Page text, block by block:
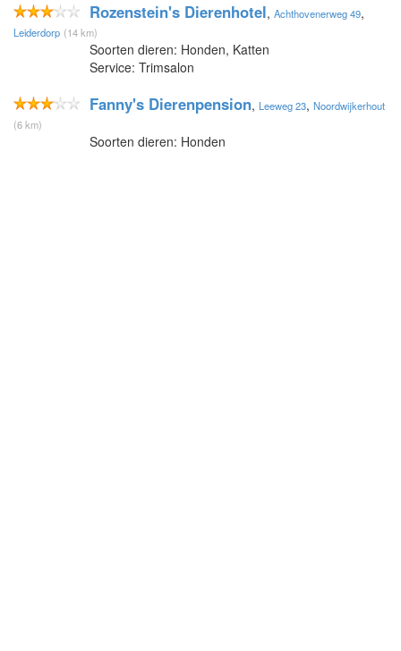
Rozenstein's Dierenhotel, Achthovenerweg 49,
Leiderdorp (14 km)
Soorten dieren: Honden, Katten
Service: Trimsalon
Fanny's Dierenpension, Leeweg 23, Noordwijkerhout
(6 km)
Soorten dieren: Honden